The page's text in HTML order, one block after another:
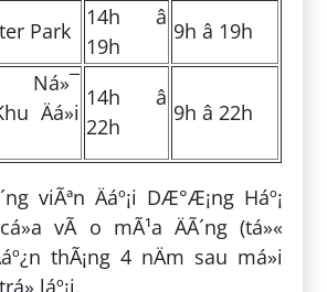
Park
14h â
19h
9h â 19h
Ná»¯
Äá»i
14h â
22h
9h â 22h
viÃªn Äáº¡i DÆ°Æ¡ng Háº¡
vÃ o mÃ¹a ÄÃ´ng (tá»«
thÃ¡ng 4 nÄm sau má»i
láº¡i.